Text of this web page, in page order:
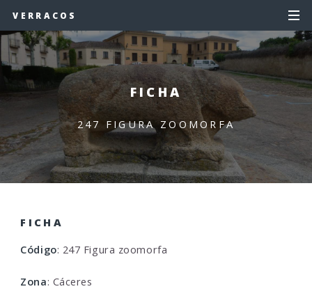
VERRACOS
FICHA
247 FIGURA ZOOMORFA
FICHA
Código: 247 Figura zoomorfa
Zona: Cáceres